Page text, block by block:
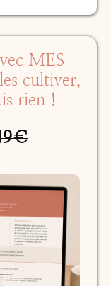
MES
cultiver,
rien !